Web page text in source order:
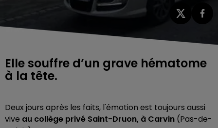
Elle souffre d’un grave hématome
à la tête.
Deux jours après les faits, l'émotion est toujours aussi
vive au collège privé Saint-Druon, à Carvin (Pas-de-